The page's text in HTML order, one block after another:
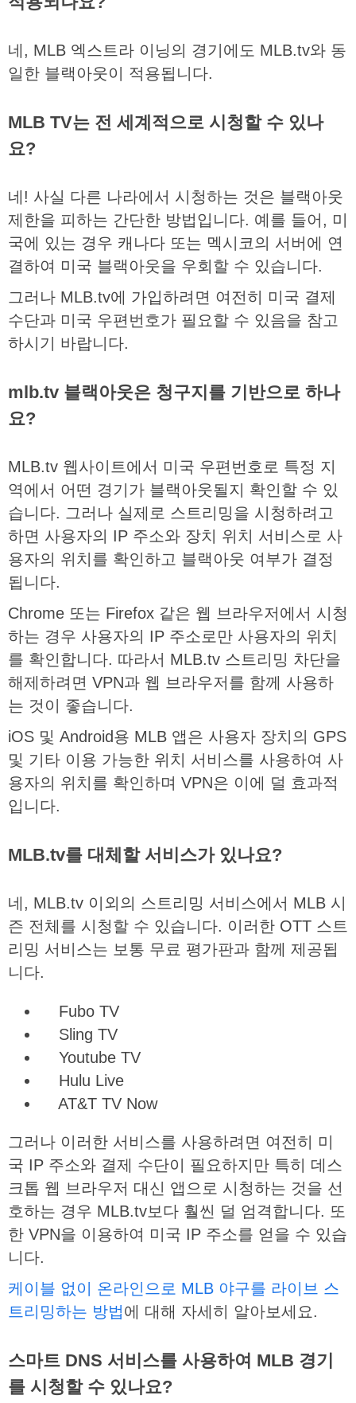
네 , MLB 엑스트라 이닝의 경기에도 MLB.tv와 동
일한 블랙아웃이 적용됩니다.
MLB TV는 전 세계적으로 시청할 수 있나
요?
네 ! 사실 다른 나라에서 시청하는 것은 블랙아웃
제한을 피하는 간단한 방법입니다. 예를 들어 , 미
국에
있는 경우 캐나다 또는 멕시코의 서버에
연
결하여 미국 블랙아웃을 우회할 수 있습니다.
그러나 MLB.tv에 가입하려면 여전히 미국 결제
수단과 미국 우편번호가 필요할 수 있음을 참고
하시기
바랍니다.
mlb.tv 블랙아웃은 청구지를 기반으로 하나
요?
MLB.tv 웹사이트에서 미국 우편번호로 특정 지
역에서 어떤 경기가 블랙아웃될지 확인할 수 있
습니다. 그러나 실제로 스트리밍을 시청하려고
하면 사용자의 IP 주소와 장치 위치 서비스로 사
용자의 위치를 확인하고 블랙아웃 여부가 결정
됩니다.
Chrome 또는 Firefox 같은 웹 브라우저에서 시청
하는 경우 사용자의 IP 주소로만 사용자의 위치
를 확인합니다. 따라서 MLB.tv 스트리밍 차단을
해제하려면 VPN과 웹 브라우저를 함께 사용하
는 것이 좋습니다.
iOS 및 Android용 MLB 앱은 사용자 장치의 GPS
및 기타 이용 가능한 위치 서비스를 사용하여 사
용자의 위치를 확인하며 VPN은 이에 덜 효과적
입니다.
MLB.tv를 대체할 서비스가 있나요?
네 , MLB.tv 이외의 스트리밍 서비스에서 MLB 시
즌 전체를 시청할 수 있습니다. 이러한 OTT 스트
리밍 서비스는 보통 무료 평가판과 함께 제공됩
니다.
Fubo TV
Sling TV
Youtube TV
Hulu Live
AT&T TV Now
그러나 이러한 서비스를 사용하려면 여전히
미
국 IP 주소와 결제 수단이 필요하지만 특히
데스
크톱 웹 브라우저 대신 앱으로 시청하는 것을 선
호하는 경우 MLB.tv보다 훨씬 덜 엄격합니다. 또
한 VPN을 이용하여 미국 IP 주소를 얻을 수 있습
니다.
케이블 없이 온라인으로 MLB 야구를 라이브 스
트리밍하는 방법에 대해 자세히 알아보세요.
스마트 DNS 서비스를 사용하여 MLB 경기
를 시청할 수 있나요?